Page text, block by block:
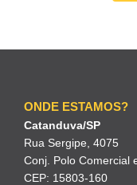
ONDE ESTAMOS?
Catanduva/SP
Rua Sergipe, 4075
Conj. Polo Comercial
CEP: 15803-160